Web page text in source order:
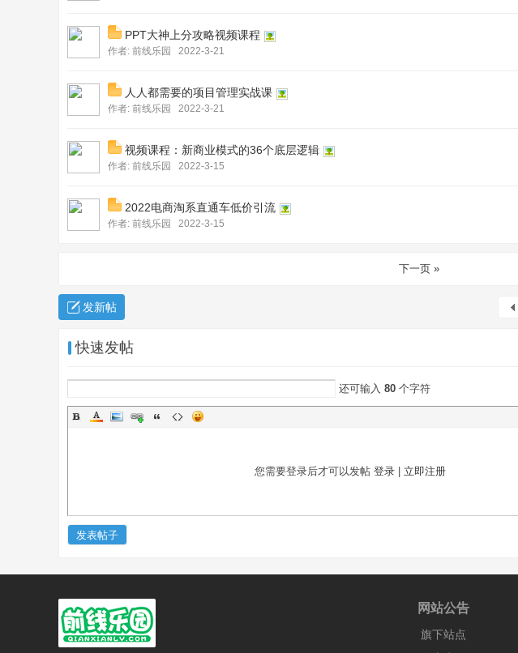
PPT大神上分攻略视频课程
作者: 前线乐园 2022-3-21
人人都需要的项目管理实战课
作者: 前线乐园 2022-3-21
视频课程：新商业模式的36个底层逻辑
作者: 前线乐园 2022-3-15
2022电商淘系直通车低价引流
作者: 前线乐园 2022-3-15
下一页 »
发新帖
快速发帖
还可输入 80 个字符
您需要登录后才可以发帖 登录 立即注册
发表帖子
网站公告
旗下站点